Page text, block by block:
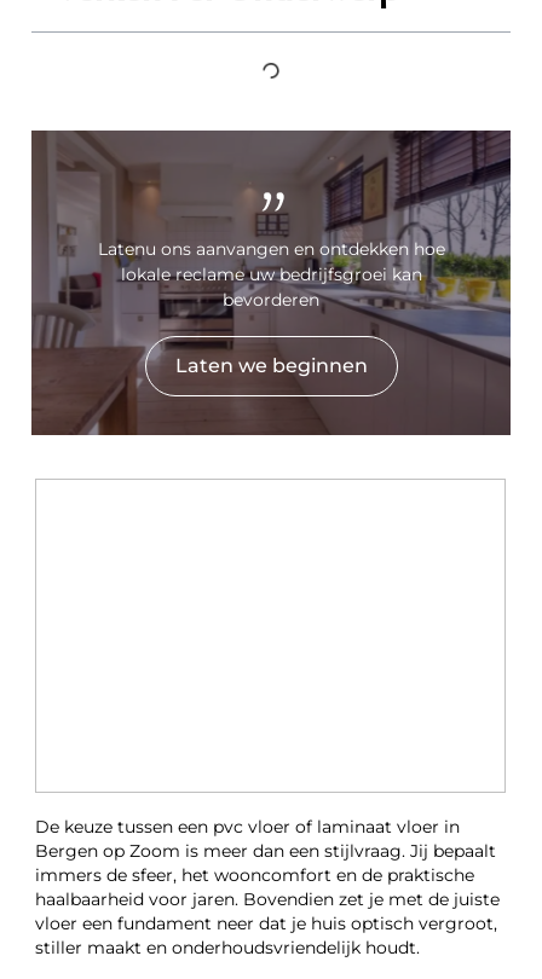
De keuze tussen een pvc vloer of laminaat vloer in
Bergen op Zoom is meer dan een stijlvraag. Jij bepaalt
immers de sfeer, het wooncomfort en de praktische
haalbaarheid voor jaren. Bovendien zet je met de juiste
vloer een fundament neer dat je huis optisch vergroot,
stiller maakt en onderhoudsvriendelijk houdt.
"
Latenu ons aanvangen en ontdekken hoe
lokale reclame uw bedrijfsgroei kan
bevorderen
Laten we beginnen